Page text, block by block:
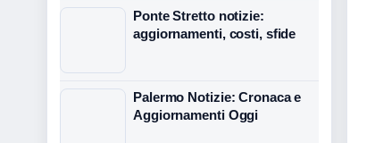
Ponte Stretto notizie:
aggiornamenti, costi, sfide
Palermo Notizie: Cronaca e
Aggiornamenti Oggi